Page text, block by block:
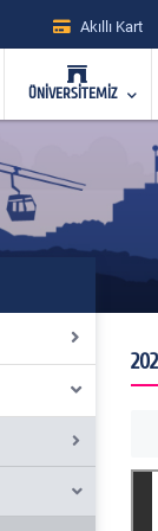
Akıllı Kart
ÜNİVERSİTEMİZ